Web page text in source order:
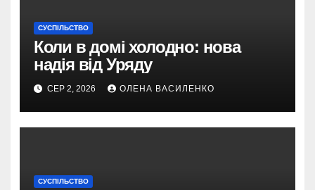
СУСПІЛЬСТВО
Коли в домі холодно: нова
надія від Уряду
СЕР 2, 2026 ОЛЕНА ВАСИЛЕНКО
СУСПІЛЬСТВО